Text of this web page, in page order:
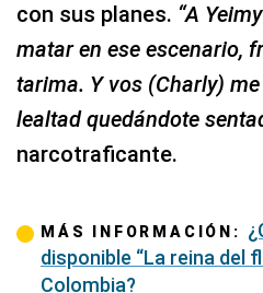
con sus planes. “A
matar en ese escenario,
tarima. Y vos (Charly)
lealtad quedándote
narcotraficante.
MÁS INFORMACIÓN:
disponible “La reina del
Colombia?